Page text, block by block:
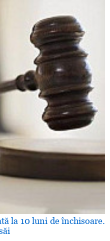
la 10 luni de închisoare.